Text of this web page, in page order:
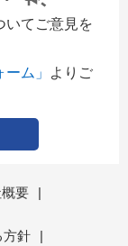
いてご意見を
ーム」
よりご
要
|
方針
|